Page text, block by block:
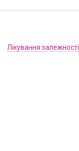
Лікування залежності